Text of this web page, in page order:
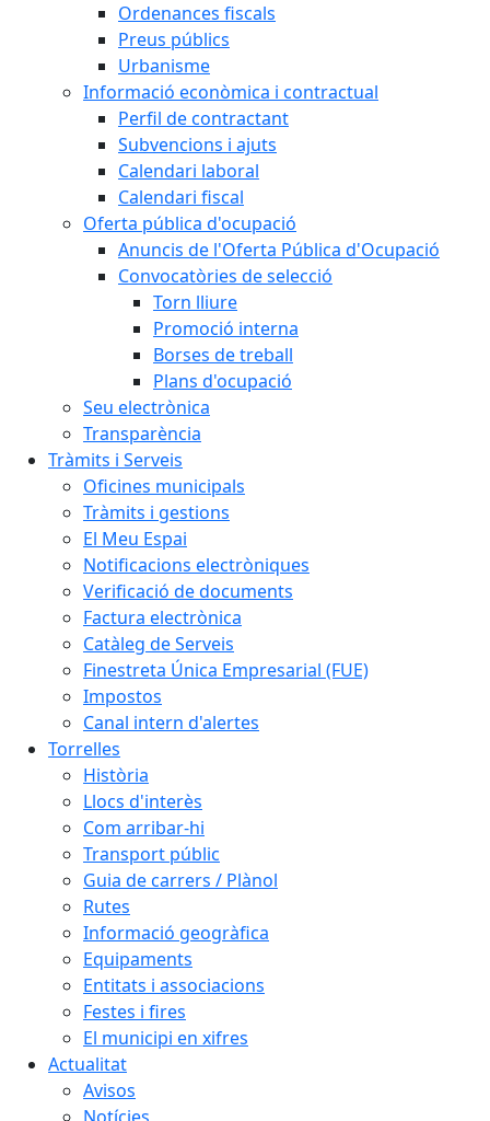
Ordenances fiscals
Preus públics
Urbanisme
Informació econòmica i contractual
Perfil de contractant
Subvencions i ajuts
Calendari laboral
Calendari fiscal
Oferta pública d'ocupació
Anuncis de l'Oferta Pública d'Ocupació
Convocatòries de selecció
Torn lliure
Promoció interna
Borses de treball
Plans d'ocupació
Seu electrònica
Transparència
Tràmits i Serveis
Oficines municipals
Tràmits i gestions
El Meu Espai
Notificacions electròniques
Verificació de documents
Factura electrònica
Catàleg de Serveis
Finestreta Única Empresarial (FUE)
Impostos
Canal intern d'alertes
Torrelles
Història
Llocs d'interès
Com arribar-hi
Transport públic
Guia de carrers / Plànol
Rutes
Informació geogràfica
Equipaments
Entitats i associacions
Festes i fires
El municipi en xifres
Actualitat
Avisos